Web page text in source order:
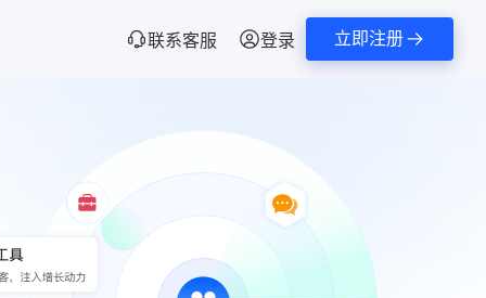
联系客服 登录 立即注册